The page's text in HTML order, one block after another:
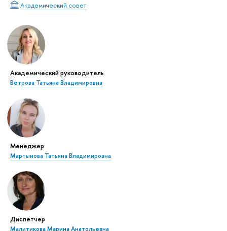
Академический совет
Академический руководитель
Ветрова Татьяна Владимировна
Менеджер
Мартынова Татьяна Владимировна
Диспетчер
Малитикова Марина Анатольевна